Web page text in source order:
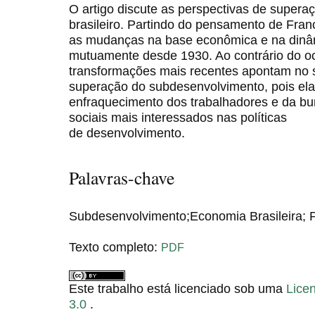
O artigo discute as perspectivas de
brasileiro. Partindo do pensamento de
as mudanças na base econômica e na
mutuamente desde 1930. Ao contrário do
transformações mais recentes apontam no
superação do subdesenvolvimento, pois
enfraquecimento dos trabalhadores e da
sociais mais interessados nas políticas
de desenvolvimento.
Palavras-chave
Subdesenvolvimento;Economia Brasileira;
Texto completo: PDF
Este trabalho está licenciado sob uma
3.0 .